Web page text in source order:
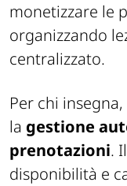
monetizzare le
organizzando
centralizzato.
Per chi
la gestione
prenotazioni.
disponibilità e